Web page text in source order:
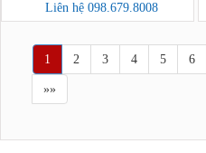
홍삼정과
Liên hệ 098.679.8008
1 2 3 4 5 6
»»